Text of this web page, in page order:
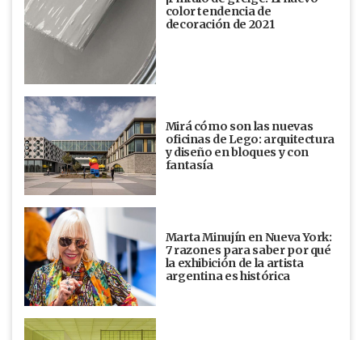
color tendencia de
decoración de 2021
Mirá cómo son las nuevas
oficinas de Lego: arquitectura
y diseño en bloques y con
fantasía
Marta Minujín en Nueva York:
7 razones para saber por qué
la exhibición de la artista
argentina es histórica